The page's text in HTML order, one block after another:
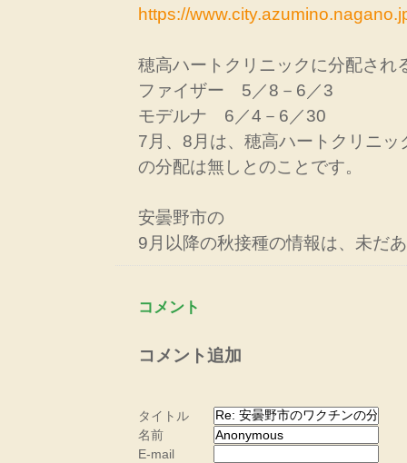
https://
穂高ハートクリニックに分配され
ファイザー 5／8－6／3
モデルナ 6／4－6／30
7月、8月は、穂高ハートクリニッ
の分配は無しとのことです。
安曇野市の
9月以降の秋接種の情報は、未だ
コメント
コメント追加
タイトル
名前
E-mail